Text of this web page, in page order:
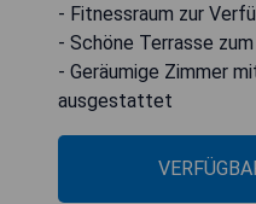
- Fitnessraum zur
- Schöne Terrasse
- Geräumige Zimmer
ausgestattet